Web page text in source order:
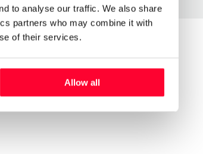
to analyse our traffic. We also share
partners who may combine it with
of their services.
Allow all